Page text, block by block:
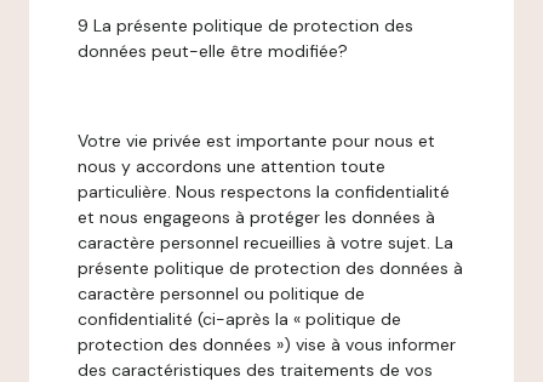
9 La présente politique de protection des
données peut-elle être modifiée?
Votre vie privée est importante pour nous et
nous y accordons une attention toute
particulière. Nous respectons la confidentialité
et nous engageons à protéger les données à
caractère personnel recueillies à votre sujet. La
présente politique de protection des données à
caractère personnel ou politique de
confidentialité (ci-après la « politique de
protection des données ») vise à vous informer
des caractéristiques des traitements de vos